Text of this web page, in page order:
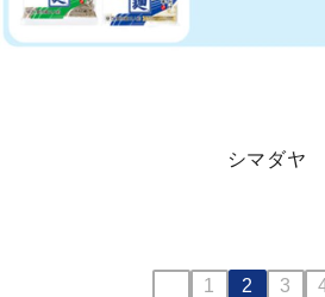
シマダヤ
1 2 3